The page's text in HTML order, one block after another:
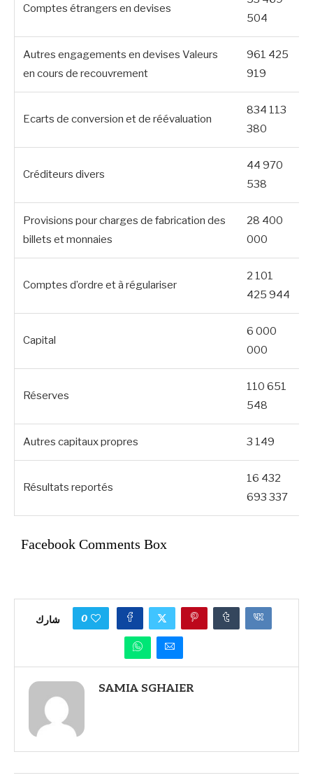
Comptes étrangers en devises
504
Autres engagements en devises Valeurs
en cours de recouvrement
961 425
919
Ecarts de conversion et de réévaluation
834 113
380
Créditeurs divers
44 970
538
Provisions pour charges de fabrication des
billets et monnaies
28 400
000
Comptes d’ordre et à régulariser
2 101
425 944
Capital
6 000
000
Réserves
110 651
548
Autres capitaux propres 3 149
Résultats reportés
16 432
693 337
Facebook Comments Box
شارك 0
SAMIA SGHAIER